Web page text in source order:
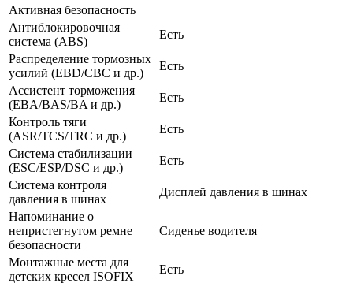
Активная безопасность
Антиблокировочная
система (ABS)
Есть
Распределение тормозных
усилий (EBD/CBC и др.)
Есть
Ассистент торможения
(EBA/BAS/BA и др.)
Есть
Контроль тяги
(ASR/TCS/TRC и др.)
Есть
Система стабилизации
(ESC/ESP/DSC и др.)
Есть
Система контроля
давления в шинах
Дисплей давления в шинах
Напоминание о
непристегнутом ремне
безопасности
Сиденье водителя
Монтажные места для
детских кресел ISOFIX
Есть